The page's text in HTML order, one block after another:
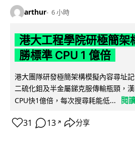
arthur 6 小時
港大工程學院研極簡架
勝標準 CPU 1 億倍
港大團隊研發極簡架構模擬內容尋址
二硫化鉬及半金屬銻克服傳輸瓶頸，
CPU快1億倍，每次搜尋耗能低...
閱
31 13 ↗ 分享